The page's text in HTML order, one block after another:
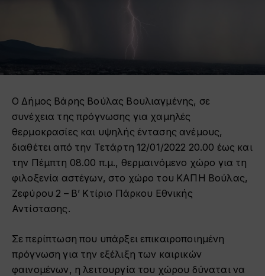
Ο Δήμος Βάρης Βούλας Βουλιαγμένης, σε
συνέχεια της πρόγνωσης για χαμηλές
θερμοκρασίες και υψηλής έντασης ανέμους,
διαθέτει από την Τετάρτη 12/01/2022 20.00 έως και
την Πέμπτη 08.00 π.μ., θερμαινόμενο χώρο για τη
φιλοξενία αστέγων, στο χώρο του ΚΑΠΗ Βούλας,
Ζεφύρου 2 – Β’ Κτίριο Πάρκου Εθνικής
Αντίστασης.
Σε περίπτωση που υπάρξει επικαιροποιημένη
πρόγνωση για την εξέλιξη των καιρικών
φαινομένων, η λειτουργία του χώρου δύναται να